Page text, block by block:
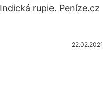
rupie. Peníze.cz
22.02.2021